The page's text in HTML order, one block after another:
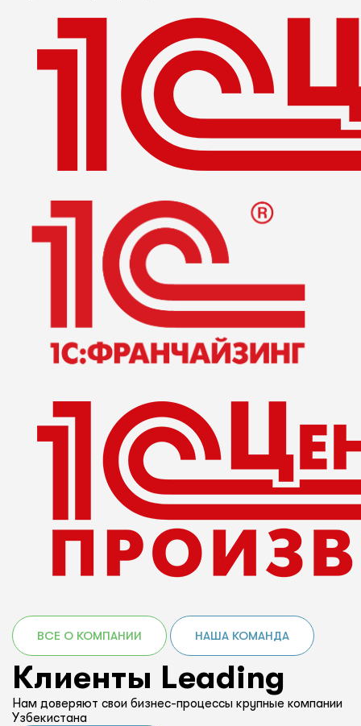
ВСЕ О КОМПАНИИ НАША КОМАНДА
Клиенты Leading
Нам доверяют свои бизнес-процессы крупные компании
Узбекистана